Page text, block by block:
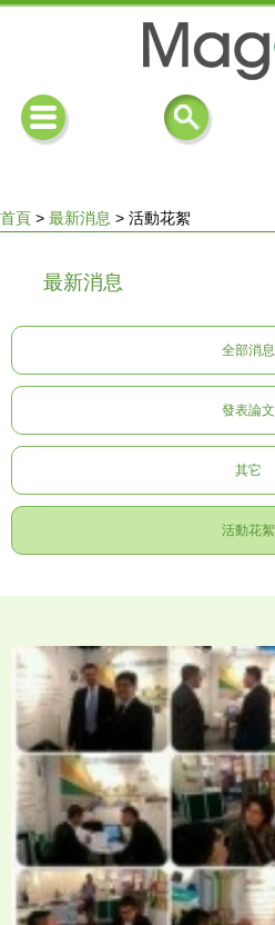
在
這
裡
首頁 > 最新消息 > 活動花絮
最新消息
全部消息
發表論文
其它
活動花絮